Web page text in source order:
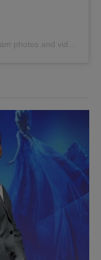
photos and videos